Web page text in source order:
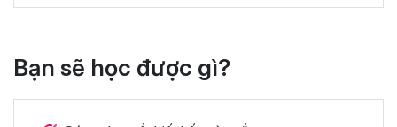
Bạn sẽ học được gì?